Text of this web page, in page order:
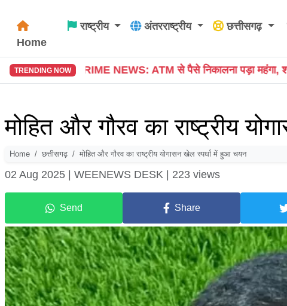
Home
राष्ट्रीय अंतरराष्ट्रीय छत्तीसगढ़
TRENDING NOW
से पैसे निकालना पड़ा महंगा, शातिर ने कार्ड बदलकर उड़ाए ₹40
मोहित और गौरव का राष्ट्रीय
Home छत्तीसगढ़ मोहित और गौरव का राष्ट्रीय योगासन खेल स्पर्धा में हुआ चयन
02 Aug 2025 | WEENEWS DESK | 223 views
Send Share